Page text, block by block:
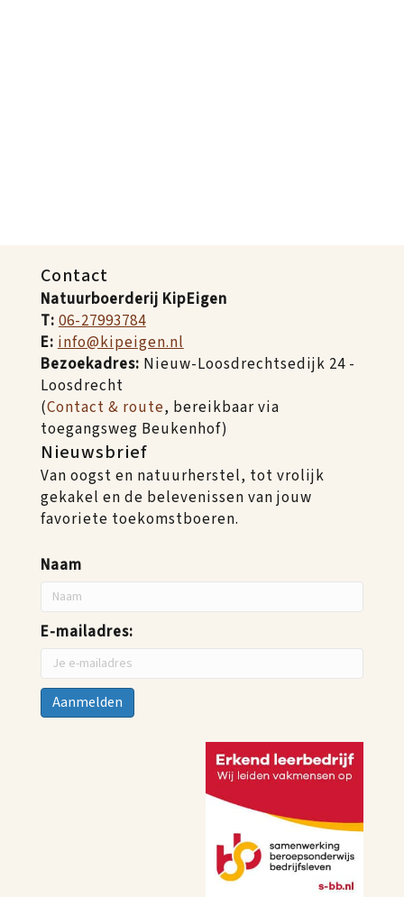
Contact
Natuurboerderij KipEigen
T: 06-27993784
E: info@kipeigen.nl
Bezoekadres: Nieuw-Loosdrechtsedijk 24 -
Loosdrecht
(Contact & route, bereikbaar via
toegangsweg Beukenhof)
Nieuwsbrief
Van oogst en natuurherstel, tot vrolijk
gekakel en de belevenissen van jouw
favoriete toekomstboeren.
Naam
E-mailadres: